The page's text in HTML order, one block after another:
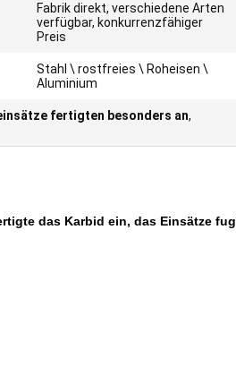
Fabrik direkt, verschiedene Arten
verfügbar, konkurrenzfähiger
Preis
Stahl \ rostfreies \ Roheisen \
Aluminium
fertigten besonders an,
das Karbid ein, das Einsätze